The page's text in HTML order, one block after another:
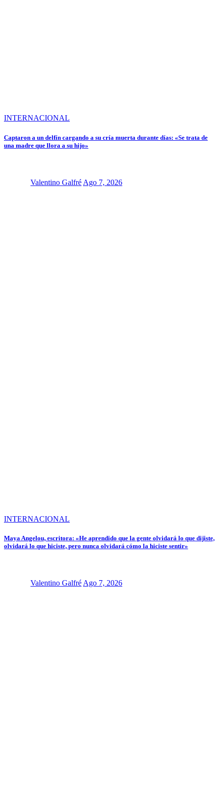
INTERNACIONAL
Captaron a un delfín cargando a su cría muerta durante días: «Se trata de
una madre que llora a su hijo»
Valentino Galfré Ago 7, 2026
INTERNACIONAL
Maya Angelou, escritora: «He aprendido que la gente olvidará lo que dijiste,
olvidará lo que hiciste, pero nunca olvidará cómo la hiciste sentir»
Valentino Galfré Ago 7, 2026